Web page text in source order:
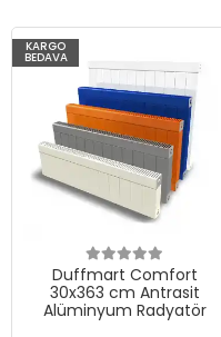
KARGO
BEDAVA
Duffmart Comfort
30x363 cm Antrasit
Alüminyum Radyatör